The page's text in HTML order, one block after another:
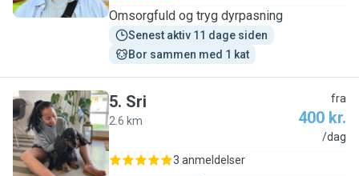
Omsorgfuld og tryg dyrpasning
Senest aktiv 11 dage siden
Bor sammen med 1 kat
S
5. Sri
2.6 km
fra
400 kr.
/dag
3 anmeldelser